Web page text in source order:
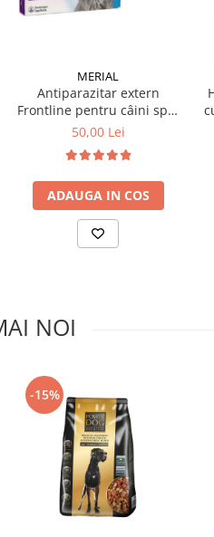
MERIAL
Antiparazitar extern
Frontline pentru câini spot
on 20-40 KG, 1 pipetă
50,00 Lei
ADAUGA IN COS
NOI
-15%